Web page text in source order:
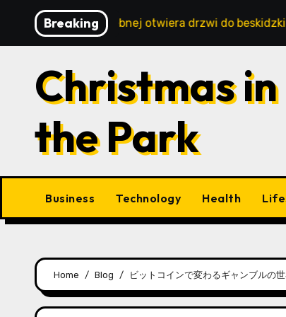
content
Breaking
w Istebnej otwiera drzwi do beskidzkiego raju
Christmas in
the Park
Business Technology Health
Home Blog ビットコインで変わるギャンブルの